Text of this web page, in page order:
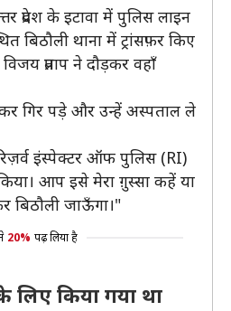
प्रदेश के इटावा में पुलिस लाइन
बिठौली थाना में ट्रांसफ़र किए
प्रताप ने दौड़कर वहाँ
गिर पड़े और उन्हें अस्पताल ले
इंस्पेक्टर ऑफ पुलिस (RI)
आप इसे मेरा ग़ुस्सा कहें या
बिठौली जाऊँगा।"
20% पढ़ लिया है
लिए किया गया था